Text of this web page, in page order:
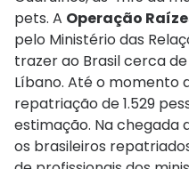
pets. A Operação
pelo Ministério das
trazer ao Brasil cerca
Líbano. Até o momento
repatriação de 1.529
estimação. Na chegada
os brasileiros